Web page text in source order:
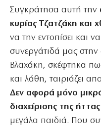
Συγκράτησα αυτή την
κυρίας Τζατζάκη και
να την εντοπίσει και
συνεργάτιδά μας στην
Βλαχάκη, σκέφτηκα
και λάθη, ταιριάζει
Δεν αφορά μόνο
διαχείρισης της
μεγάλα παιδιά. Που